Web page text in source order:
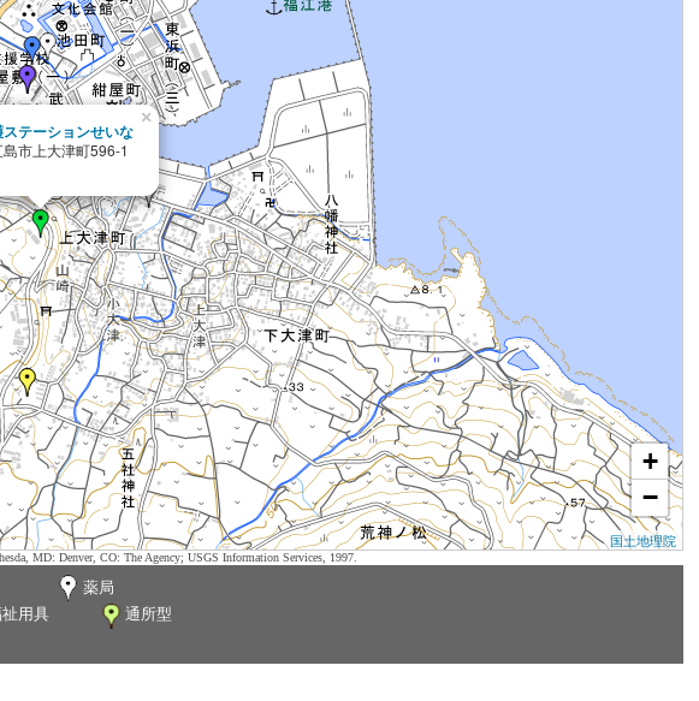
テーションせいな
市上大津町596-1
×
+
−
国土地理院
MD: Denver, CO: The Agency; USGS Information Services, 1997.
薬局
用具
通所型